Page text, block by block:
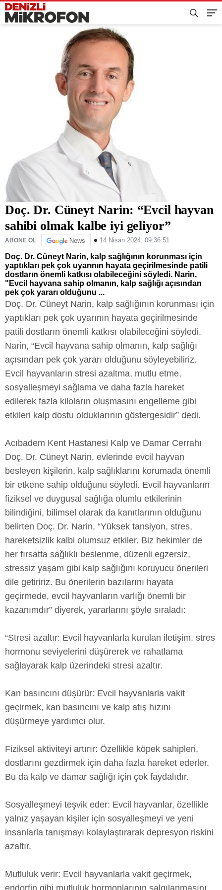
Doç. Dr. Cüneyt Narin: “Evcil hayvan
sahibi olmak kalbe iyi geliyor”
ABONE OL News 14 Nisan 2024, 09:36:51
Doç. Dr. Cüneyt Narin, kalp sağlığının korunması için
yaptıkları pek çok uyarının hayata geçirilmesinde patili
dostların önemli katkısı olabileceğini söyledi. Narin,
"Evcil hayvana sahip olmanın, kalp sağlığı açısından
pek çok yararı olduğunu ...
Doç. Dr. Cüneyt Narin, kalp sağlığının korunması için
yaptıkları pek çok uyarının hayata geçirilmesinde
patili dostların önemli katkısı olabileceğini söyledi.
Narin, “Evcil hayvana sahip olmanın, kalp sağlığı
açısından pek çok yararı olduğunu söyleyebiliriz.
Evcil hayvanların stresi azaltma, mutlu etme,
sosyalleşmeyi sağlama ve daha fazla hareket
edilerek fazla kiloların oluşmasını engelleme gibi
etkileri kalp dostu olduklarının göstergesidir” dedi.
Acıbadem Kent Hastanesi Kalp ve Damar Cerrahı
Doç. Dr. Cüneyt Narin, evlerinde evcil hayvan
besleyen kişilerin, kalp sağlıklarını korumada önemli
bir etkene sahip olduğunu söyledi. Evcil hayvanların
fiziksel ve duygusal sağlığa olumlu etkilerinin
bilindiğini, bilimsel olarak da kanıtlarının olduğunu
belirten Doç. Dr. Narin, “Yüksek tansiyon, stres,
hareketsizlik kalbi olumsuz etkiler. Biz hekimler de
her fırsatta sağlıklı beslenme, düzenli egzersiz,
stressiz yaşam gibi kalp sağlığını koruyucu önerileri
dile getiririz. Bu önerilerin bazılarını hayata
geçirmede, evcil hayvanların varlığı önemli bir
kazanımdır” diyerek, yararlarını şöyle sıraladı:
“Stresi azaltır: Evcil hayvanlarla kurulan iletişim, stres
hormonu seviyelerini düşürerek ve rahatlama
sağlayarak kalp üzerindeki stresi azaltır.
Kan basıncını düşürür: Evcil hayvanlarla vakit
geçirmek, kan basıncını ve kalp atış hızını
düşürmeye yardımcı olur.
Fiziksel aktiviteyi artırır: Özellikle köpek sahipleri,
dostlarını gezdirmek için daha fazla hareket ederler.
Bu da kalp ve damar sağlığı için çok faydalıdır.
Sosyalleşmeyi teşvik eder: Evcil hayvanlar, özellikle
yalnız yaşayan kişiler için sosyalleşmeyi ve yeni
insanlarla tanışmayı kolaylaştırarak depresyon riskini
azaltır.
Mutluluk verir: Evcil hayvanlarla vakit geçirmek,